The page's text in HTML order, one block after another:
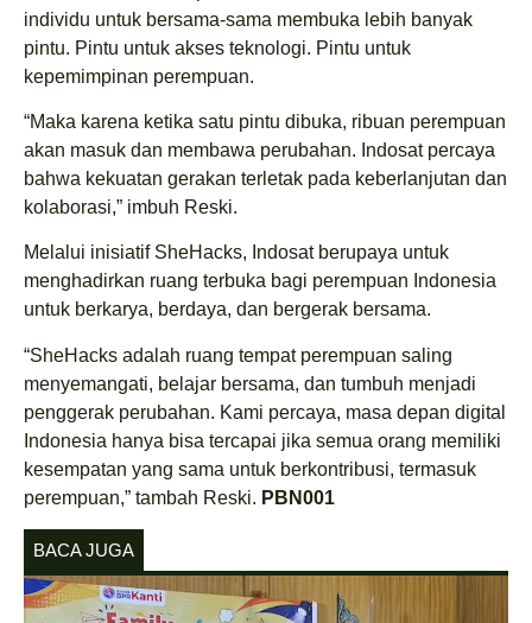
individu untuk bersama-sama membuka lebih banyak
pintu. Pintu untuk akses teknologi. Pintu untuk
kepemimpinan perempuan.
“Maka karena ketika satu pintu dibuka, ribuan perempuan
akan masuk dan membawa perubahan. Indosat percaya
bahwa kekuatan gerakan terletak pada keberlanjutan dan
kolaborasi,” imbuh Reski.
Melalui inisiatif SheHacks, Indosat berupaya untuk
menghadirkan ruang terbuka bagi perempuan Indonesia
untuk berkarya, berdaya, dan bergerak bersama.
“SheHacks adalah ruang tempat perempuan saling
menyemangati, belajar bersama, dan tumbuh menjadi
penggerak perubahan. Kami percaya, masa depan digital
Indonesia hanya bisa tercapai jika semua orang memiliki
kesempatan yang sama untuk berkontribusi, termasuk
perempuan,” tambah Reski. PBN001
BACA JUGA